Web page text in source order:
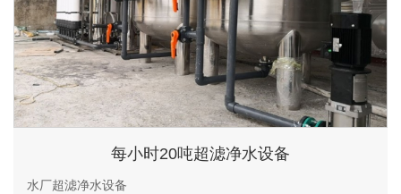
每小时20吨超滤净水设备
水厂超滤净水设备